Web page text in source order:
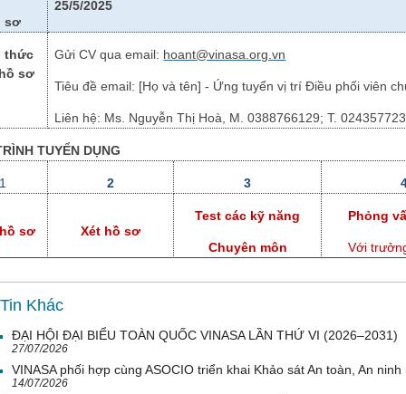
sơ
25/5/2025
thức
sơ
Gửi CV qua email: hoant@vinasa.org.vn
Tiêu đề email: [Họ và tên] - Ứng tuyển vị trí Điều phối viên
Liên hệ: Ms. Nguyễn Thị Hoà, M. 0388766129;T.
TUYỂN DỤNG
2 3
sơ Xét hồ sơ
Test các kỹ năng
Chuyên môn
Phỏng
Với
Tin Khác
ĐẠI HỘI ĐẠI BIỂU TOÀN QUỐC VINASA LẦN THỨ VI (2026–2031)
27/07/2026
VINASA phối hợp cùng ASOCIO triển khai Khảo sát An toàn, An
14/07/2026